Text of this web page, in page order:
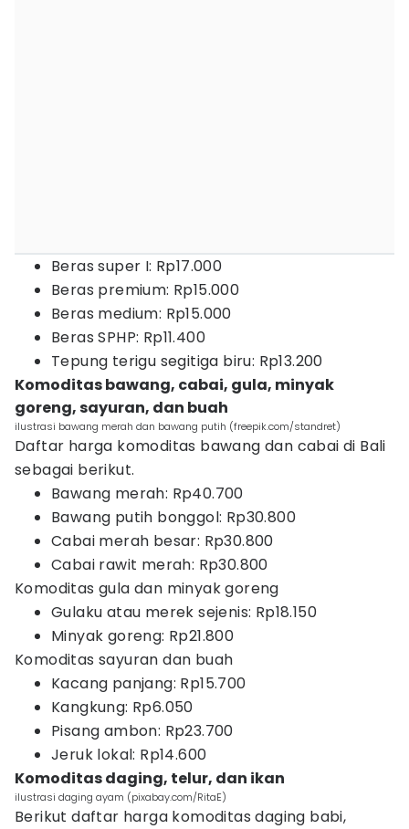
Beras super I: Rp17.000
Beras premium: Rp15.000
Beras medium: Rp15.000
Beras SPHP: Rp11.400
Tepung terigu segitiga biru: Rp13.200
Komoditas bawang, cabai, gula, minyak
goreng, sayuran, dan buah
ilustrasi bawang merah dan bawang putih (freepik.com/standret)
Daftar harga komoditas bawang dan cabai di Bali
sebagai berikut.
Bawang merah: Rp40.700
Bawang putih bonggol: Rp30.800
Cabai merah besar: Rp30.800
Cabai rawit merah: Rp30.800
Komoditas gula dan minyak goreng
Gulaku atau merek sejenis: Rp18.150
Minyak goreng: Rp21.800
Komoditas sayuran dan buah
Kacang panjang: Rp15.700
Kangkung: Rp6.050
Pisang ambon: Rp23.700
Jeruk lokal: Rp14.600
Komoditas daging, telur, dan ikan
ilustrasi daging ayam (pixabay.com/RitaE)
Berikut daftar harga komoditas daging babi,